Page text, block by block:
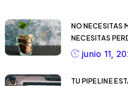
NO NECESITAS
NECESITAS
junio 11,
TU PIPELINE